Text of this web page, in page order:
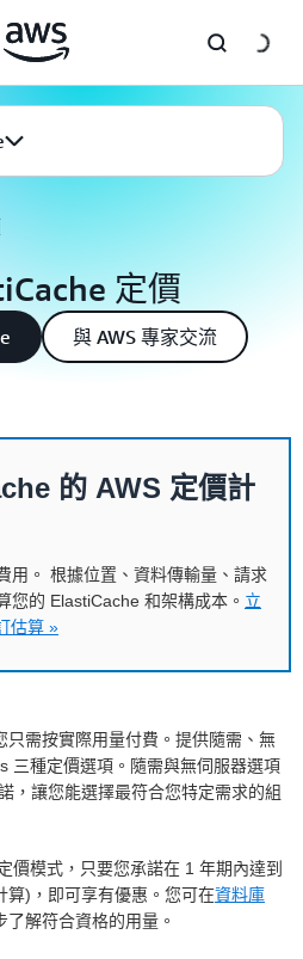
定價
與 AWS 專家交流
的 AWS 定價計
用。 根據位置、資料傳輸量、請求
您的 ElastiCache 和架構成本 。 立
估算 »
需按實際用量付費。提供隨需、無
三種定價選項。隨需與無伺服器選項
，讓您能選擇最符合您特定需求的組
價模式，只要您承諾在 1 年期內達到
算)，即可享有優惠。您可在資料庫
了解符合資格的用量。